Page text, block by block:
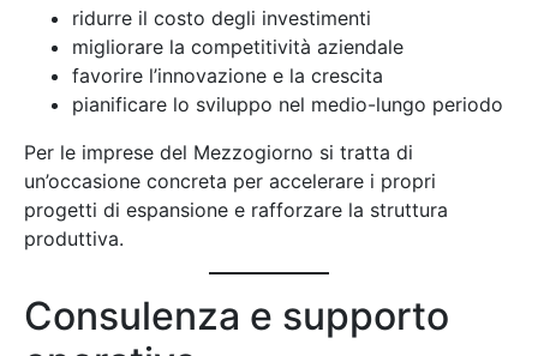
ridurre il costo degli investimenti
migliorare la competitività aziendale
favorire l’innovazione e la crescita
pianificare lo sviluppo nel medio-lungo periodo
Per le imprese del Mezzogiorno si tratta di
un’occasione concreta per accelerare i propri
progetti di espansione e rafforzare la struttura
produttiva.
Consulenza e supporto